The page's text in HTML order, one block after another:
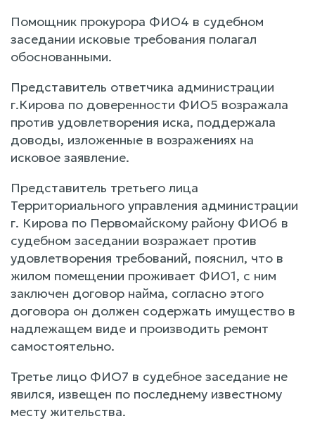
Помощник прокурора ФИО4 в судебном
заседании исковые требования полагал
обоснованными.
Представитель ответчика администрации
г.Кирова по доверенности ФИО5 возражала
против удовлетворения иска, поддержала
доводы, изложенные в возражениях на
исковое заявление.
Представитель третьего лица
Территориального управления администрации
г. Кирова по Первомайскому району ФИО6 в
судебном заседании возражает против
удовлетворения требований, пояснил, что в
жилом помещении проживает ФИО1, с ним
заключен договор найма, согласно этого
договора он должен содержать имущество в
надлежащем виде и производить ремонт
самостоятельно.
Третье лицо ФИО7 в судебное заседание не
явился, извещен по последнему известному
месту жительства.